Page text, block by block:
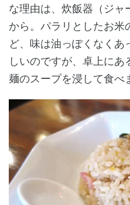
な理由は、炊飯器（ジャ
から。パラリとしたお米
ど、味は油っぽくなく
しいのですが、卓上に
麺のスープを浸して食べ